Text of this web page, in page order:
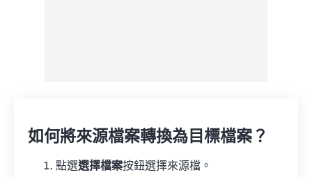
如何將來源檔案轉換為目標檔案？
點選選擇檔案按鈕選擇來源檔。